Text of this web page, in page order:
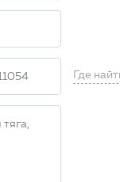
Где